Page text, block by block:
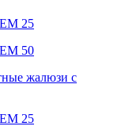
25
50
жалюзи с
25